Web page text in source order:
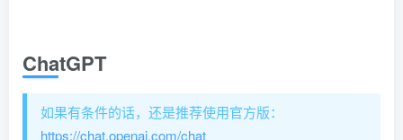
ChatGPT
​如果有条件的话，还是推荐使用官方版：
https://chat.openai.com/chat